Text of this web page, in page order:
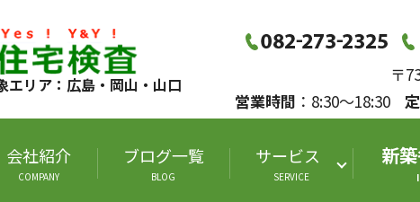
エリア：広島・岡山・山口
〒
営業時間 ：8:30～18:30
会社紹介
COMPANY
ブログ一覧
BLOG
サービス
SERVICE
新